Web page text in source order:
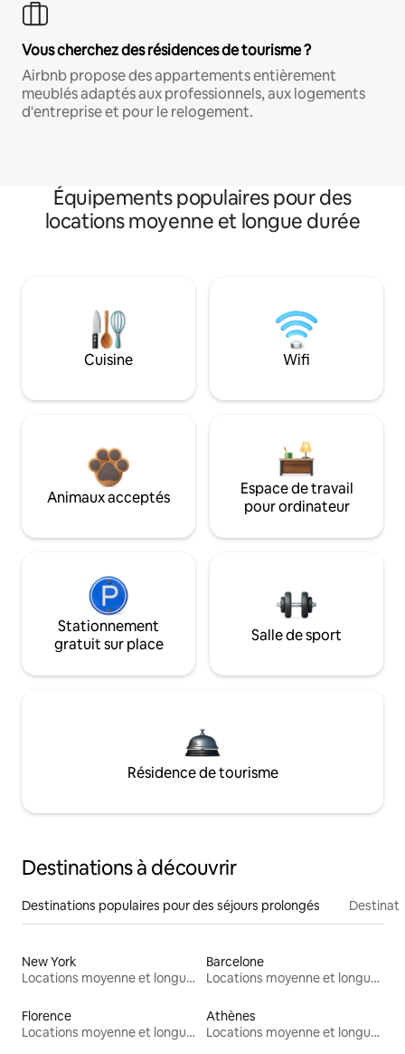
Vous cherchez des résidences de tourisme ?
Airbnb propose des appartements entièrement
meublés adaptés aux professionnels, aux logements
d'entreprise et pour le relogement.
Équipements populaires pour des
locations moyenne et longue durée
Cuisine Wifi
Animaux acceptés
Espace de travail
pour ordinateur
Stationnement
gratuit sur place
Salle de sport
Résidence de tourisme
Destinations à découvrir
Destinations populaires pour des séjours prolongés
New York
Locations moyenne et longue durée
Barcelone
Locations moyenne et longue durée
Florence
Locations moyenne et longue durée
Athènes
Locations moyenne et longue durée